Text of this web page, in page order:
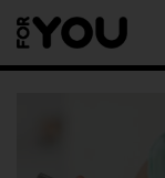
naar
artikel